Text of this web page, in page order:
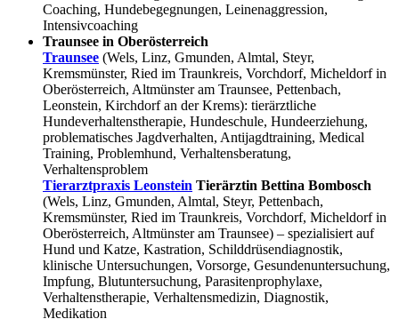
Coaching, Hundebegegnungen, Leinenaggression,
Intensivcoaching
Traunsee in Oberösterreich
Traunsee (Wels, Linz, Gmunden, Almtal, Steyr,
Kremsmünster, Ried im Traunkreis, Vorchdorf, Micheldorf in
Oberösterreich, Altmünster am Traunsee, Pettenbach,
Leonstein, Kirchdorf an der Krems): tierärztliche
Hundeverhaltenstherapie, Hundeschule, Hundeerziehung,
problematisches Jagdverhalten, Antijagdtraining, Medical
Training, Problemhund, Verhaltensberatung,
Verhaltensproblem
Tierarztpraxis Leonstein Tierärztin Bettina Bombosch
(Wels, Linz, Gmunden, Almtal, Steyr, Pettenbach,
Kremsmünster, Ried im Traunkreis, Vorchdorf, Micheldorf in
Oberösterreich, Altmünster am Traunsee) – spezialisiert auf
Hund und Katze, Kastration, Schilddrüsendiagnostik,
klinische Untersuchungen, Vorsorge, Gesundenuntersuchung,
Impfung, Blutuntersuchung, Parasitenprophylaxe,
Verhaltenstherapie, Verhaltensmedizin, Diagnostik,
Medikation